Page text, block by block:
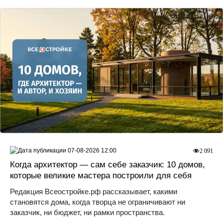
Когда архитектор — сам себе заказчик: 10 домов,
которые великие мастера построили для себя
Редакция Всеостройке.рф рассказывает, какими
становятся дома, когда творца не ограничивают ни
заказчик, ни бюджет, ни рамки пространства.
2 091
07-08-2026 12:00